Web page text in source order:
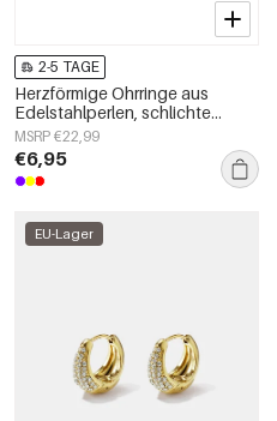
2-5 TAGE
Herzförmige Ohrringe aus
Edelstahlperlen, schlichte
Alltags-Serie, Damenschmuck
MSRP €22,99
€6,95
EU-Lager